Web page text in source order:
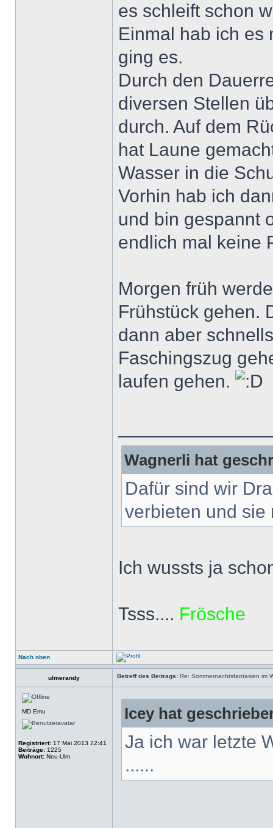
es schleift schon
Einmal hab ich es
ging es.
Durch den
diversen Stellen
durch. Auf dem
hat Laune
Wasser in die
Vorhin hab ich
und bin gespannt
endlich mal keine
Morgen früh
Frühstück gehen.
dann aber
Faschingszug
laufen gehen.
Wagnerli hat
Dafür sind wir
verbieten und sie
Ich wussts ja
Tsss.... Frösche
Nach oben
ulmerandy Betreff des Beitrags: Re: Sommernachtsfantasien im
MD Emu
Registriert: 17 Mai 2013 22:41
Beiträge: 1225
Wohnort: Neu-Ulm
Icey hat
Ja ich war letzte
......